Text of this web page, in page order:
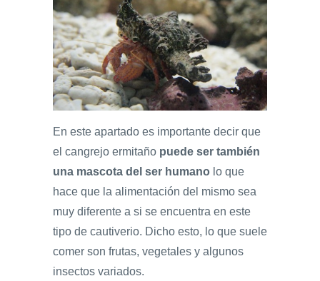
En este apartado es importante decir que
el cangrejo ermitaño puede ser también
una mascota del ser humano lo que
hace que la alimentación del mismo sea
muy diferente a si se encuentra en este
tipo de cautiverio. Dicho esto, lo que suele
comer son frutas, vegetales y algunos
insectos variados.